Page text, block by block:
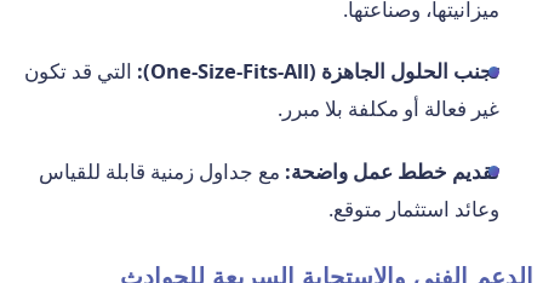
ميزانيتها، وصناعتها.
تجنب الحلول الجاهزة (One-Size-Fits-All):
التي قد تكون
غير فعالة أو مكلفة بلا مبرر.
تقديم خطط عمل واضحة: مع جداول زمنية قابلة للقياس
وعائد استثمار متوقع.
الدعم الفني والاستجابة السريعة للحوادث